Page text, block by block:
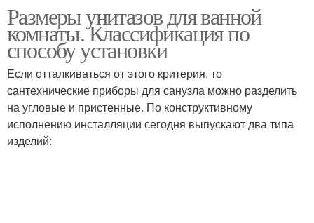
Санузел с унитазом
Санузлы в жилых
домах
Размеры унитазов для ванной
комнаты. Классификация по
способу установки
Если отталкиваться от этого критерия, то
сантехнические приборы для санузла можно разделить
на угловые и пристенные. По конструктивному
исполнению инсталляции сегодня выпускают два типа
изделий: